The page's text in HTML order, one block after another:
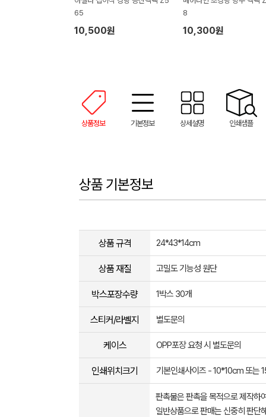
65
10,500원
8
10,300원
상품정보 기본정보 상세설명 인쇄샘플
상품 기본정보
상품 규격 24*43*14cm
상품 재질 고밀도 기능성 원단
박스포장수량 1박스 30개
스티커/라벨지 별도문의
케이스 OPP포장 요청 시 별도문의
인쇄위치크기 기본인쇄사이즈 - 10*10cm 또는
판촉물은 판촉을 목적으로 제작하
일반상품으로 판매는 신중히 판단